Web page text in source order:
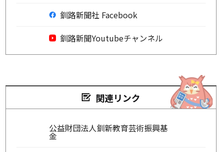
釧路新聞社 Facebook
釧路新聞Youtubeチャンネル
関連リンク
公益財団法人釧新教育芸術振興基
金